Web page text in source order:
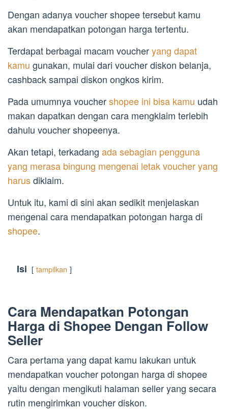
Dengan adanya voucher shopee tersebut kamu
akan mendapatkan potongan harga tertentu.
Terdapat berbagai macam voucheryang dapat
kamu gunakan, mulai dari voucher diskon belanja,
cashback sampai diskon ongkos kirim.
Pada umumnya vouchershopee ini bisa kamu udah
makan dapatkan dengan cara mengklaim terlebih
dahulu voucher shopeenya.
Akan tetapi, terkadang ada sebagian pengguna
yang merasa bingung mengenai letak voucher yang
harusdiklaim.
Untuk itu, kami di sini akan sedikit menjelaskan
mengenai cara mendapatkan potongan harga di
shopee.
Isi tampilkan
Cara Mendapatkan Potongan
Harga di Shopee Dengan Follow
Seller
Cara pertama yang dapat kamu lakukan untuk
mendapatkan voucher potongan harga di shopee
yaitu dengan mengikuti halaman seller yang secara
rutin mengirimkan voucher diskon.